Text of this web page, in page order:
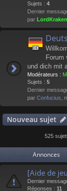
Sujets : 4
Dernier
par LordKraken
Forum
und dich mit
Modérateurs :
Sujets : 5
Dernier
par Confucius ,
Nouveau sujet
525
Annonces
[Aide de
Dernier
Réponses : 11